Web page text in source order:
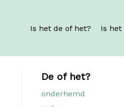
Is het de of het? Is het
De of het?
onderhemd